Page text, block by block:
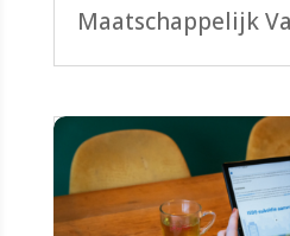
Maatschappelijk
Ontdek de
een